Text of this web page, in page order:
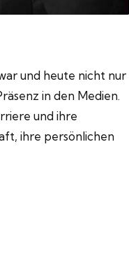
und heute nicht nur
in den Medien.
und ihre
ihre persönlichen